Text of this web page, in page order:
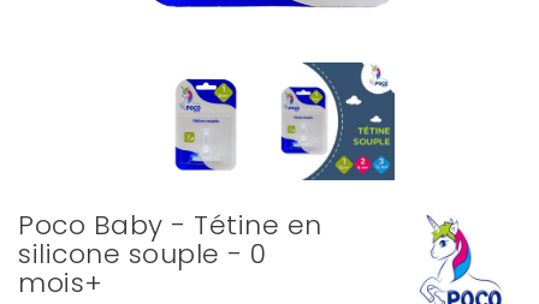
Poco Baby - Tétine en
silicone souple - 0
mois+